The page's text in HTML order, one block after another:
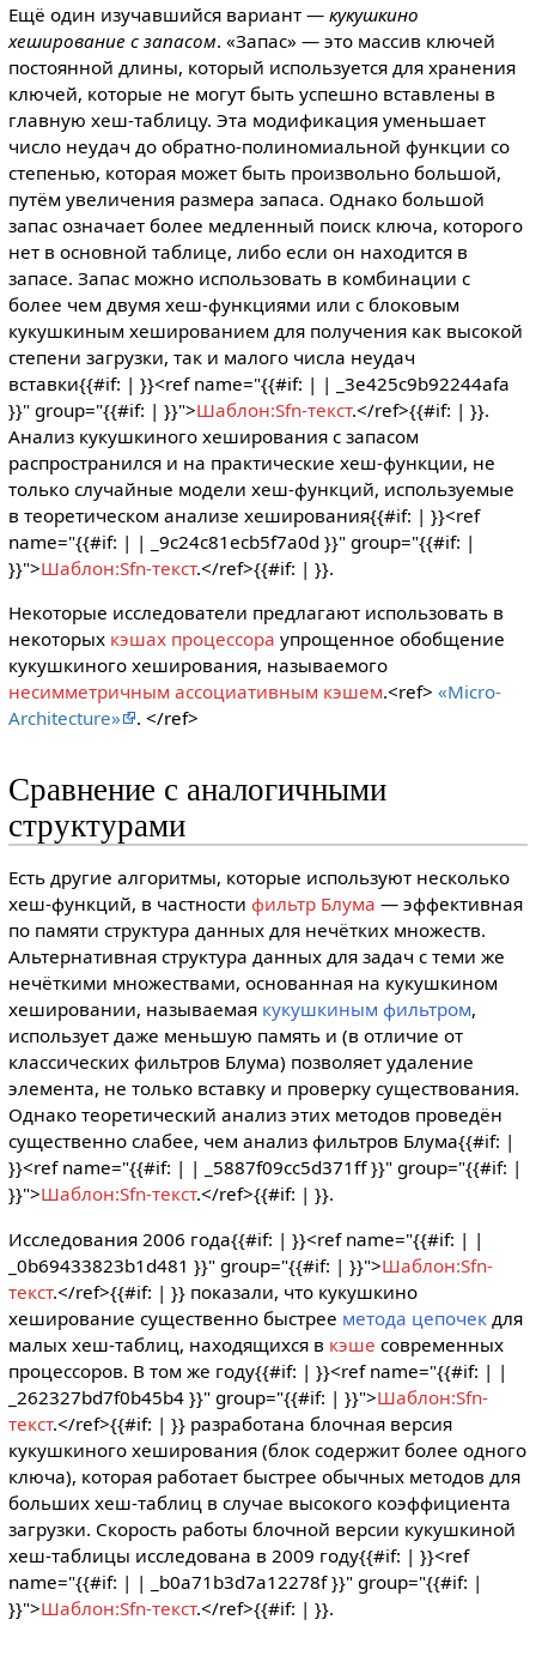
Ещё один изучавшийся вариант — кукушкино
хеширование с запасом. «Запас» — это массив ключей
постоянной длины, который используется для хранения
ключей, которые не могут быть успешно вставлены в
главную хеш-таблицу. Эта модификация уменьшает
число неудач до обратно-полиномиальной функции со
степенью, которая может быть произвольно большой,
путём увеличения размера запаса. Однако большой
запас означает более медленный поиск ключа, которого
нет в основной таблице, либо если он находится в
запасе. Запас можно использовать в комбинации с
более чем двумя хеш-функциями или с блоковым
кукушкиным хешированием для получения как высокой
степени загрузки, так и малого числа неудач
вставки{{#if: | }}<ref name="{{#if: | | _3e425c9b92244afa
}}" group="{{#if: | }}">Шаблон:Sfn-текст.</ref>{{#if: | }}.
Анализ кукушкиного хеширования с запасом
распространился и на практические хеш-функции, не
только случайные модели хеш-функций, используемые
в теоретическом анализе хеширования{{#if: | }}<ref
name="{{#if: | | _9c24c81ecb5f7a0d }}" group="{{#if: |
}}">Шаблон:Sfn-текст.</ref>{{#if: | }}.
Некоторые исследователи предлагают использовать в
некоторых кэшах процессора упрощенное обобщение
кукушкиного хеширования, называемого
несимметричным ассоциативным кэшем.<ref> «Micro-
Architecture»
. </ref>
Сравнение с аналогичными
структурами
Есть другие алгоритмы, которые используют несколько
хеш-функций, в частности фильтр Блума — эффективная
по памяти структура данных для нечётких множеств.
Альтернативная структура данных для задач с теми же
нечёткими множествами, основанная на кукушкином
хешировании, называемая кукушкиным фильтром,
использует даже меньшую память и (в отличие от
классических фильтров Блума) позволяет удаление
элемента, не только вставку и проверку существования.
Однако теоретический анализ этих методов проведён
существенно слабее, чем анализ фильтров Блума{{#if: |
}}<ref name="{{#if: | | _5887f09cc5d371ff }}" group="{{#if: |
}}">Шаблон:Sfn-текст.</ref>{{#if: | }}.
Исследования 2006 года{{#if: | }}<ref name="{{#if: | |
_0b69433823b1d481 }}" group="{{#if: | }}">Шаблон:Sfn-
текст.</ref>{{#if: | }} показали, что кукушкино
хеширование существенно быстрее метода цепочекдля
малых хеш-таблиц, находящихся в кэше современных
процессоров. В том же году{{#if: | }}<ref name="{{#if: | |
_262327bd7f0b45b4 }}" group="{{#if: | }}">Шаблон:Sfn-
текст.</ref>{{#if: | }} разработана блочная версия
кукушкиного хеширования (блок содержит более одного
ключа), которая работает быстрее обычных методов для
больших хеш-таблиц в случае высокого коэффициента
загрузки. Скорость работы блочной версии кукушкиной
хеш-таблицы исследована в 2009 году{{#if: | }}<ref
name="{{#if: | | _b0a71b3d7a12278f }}" group="{{#if: |
}}">Шаблон:Sfn-текст.</ref>{{#if: | }}.